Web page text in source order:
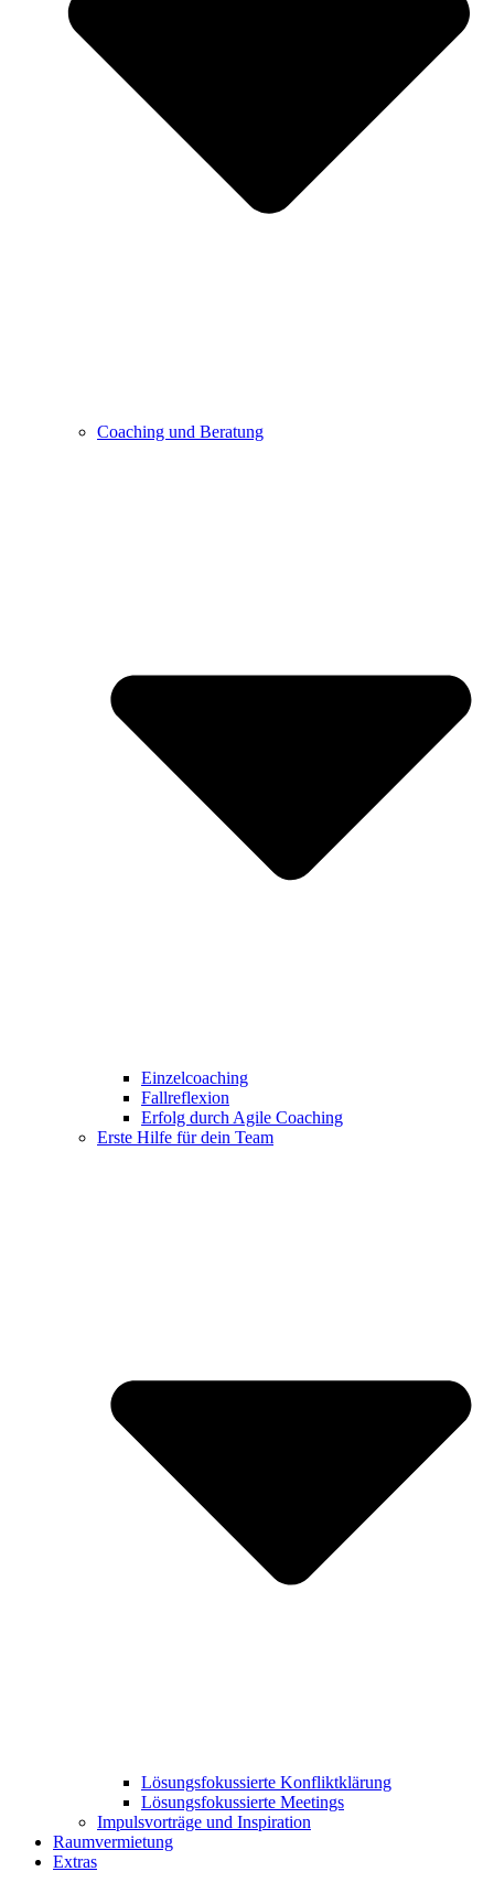
Coaching und Beratung
Einzelcoaching
Fallreflexion
Erfolg durch Agile Coaching
Erste Hilfe für dein Team
Lösungsfokussierte Konfliktklärung
Lösungsfokussierte Meetings
Impulsvorträge und Inspiration
Raumvermietung
Extras